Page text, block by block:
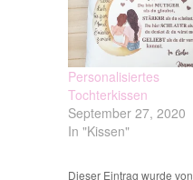
Personalisiertes
Tochterkissen
September 27, 2020
In "Kissen"
Dieser Eintrag wurde von